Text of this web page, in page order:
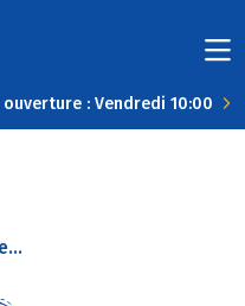
ouverture : Vendredi 10:00